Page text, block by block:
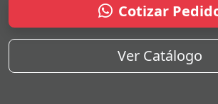
Cotizar
Ver Catálogo